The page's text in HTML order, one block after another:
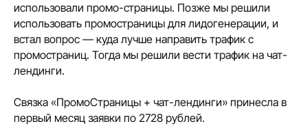
использовали промо-страницы. Позже мы решили
использовать промостраницы для лидогенерации, и
встал вопрос — куда лучше направить трафик с
промостраниц. Тогда мы решили вести трафик на чат-
лендинги.
Связка «ПромоСтраницы + чат-лендинги» принесла в
первый месяц заявки по 2728 рублей.